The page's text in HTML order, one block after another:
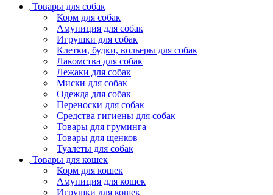
Товары для собак
Корм для собак
Амуниция для собак
Игрушки для собак
Клетки, будки, вольеры для собак
Лакомства для собак
Лежаки для собак
Миски для собак
Одежда для собак
Переноски для собак
Средства гигиены для собак
Товары для груминга
Товары для щенков
Туалеты для собак
Товары для кошек
Корм для кошек
Амуниция для кошек
Игрушки для кошек